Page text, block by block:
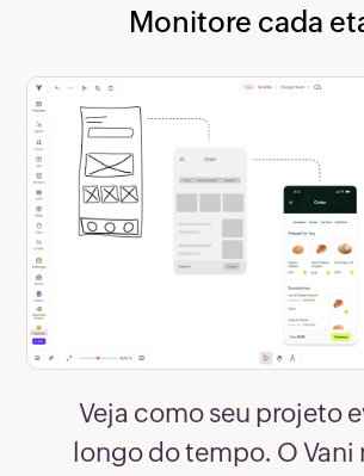
Monitore cada
Veja como seu projeto
longo do tempo. O